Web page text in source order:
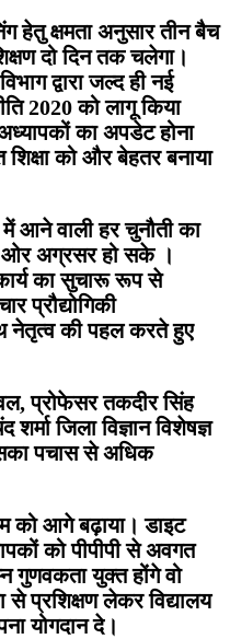
हेतु क्षमता अनुसार तीन बैच
दो दिन तक चलेगा।
द्वारा जल्द ही नई
2020 को लागू किया
का अपडेट होना
को और बेहतर बनाया
आने वाली हर चुनौती का
ओर अग्रसर हो सके ।
का सुचारू रूप से
प्रौद्योगिकी
नेतृत्व की पहल करते हुए
प्रोफेसर तकदीर सिंह
जिला विज्ञान विशेषज्ञ
पचास से अधिक
को आगे बढ़ाया। डाइट
को पीपीपी से अवगत
गुणवकता युक्त होंगे वो
से प्रशिक्षण लेकर विद्यालय
योगदान दे।